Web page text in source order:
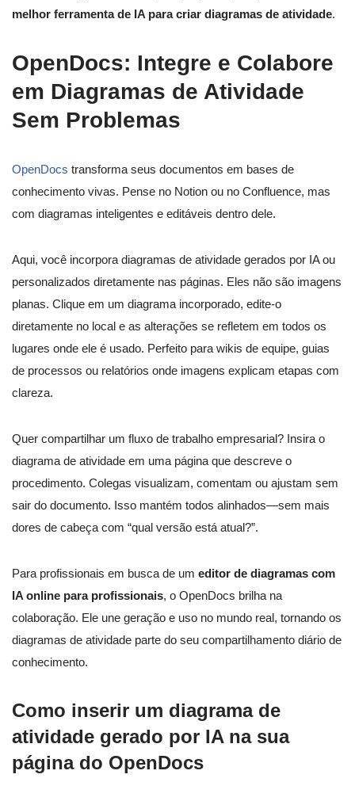
melhor ferramenta de IA para criar diagramas de atividade.
OpenDocs: Integre e Colabore
em Diagramas de Atividade
Sem Problemas
OpenDocs transforma seus documentos em bases de
conhecimento vivas. Pense no Notion ou no Confluence, mas
com diagramas inteligentes e editáveis dentro dele.
Aqui, você incorpora diagramas de atividade gerados por IA ou
personalizados diretamente nas páginas. Eles não são imagens
planas. Clique em um diagrama incorporado, edite-o
diretamente no local e as alterações se refletem em todos os
lugares onde ele é usado. Perfeito para wikis de equipe, guias
de processos ou relatórios onde imagens explicam etapas com
clareza.
Quer compartilhar um fluxo de trabalho empresarial? Insira o
diagrama de atividade em uma página que descreve o
procedimento. Colegas visualizam, comentam ou ajustam sem
sair do documento. Isso mantém todos alinhados—sem mais
dores de cabeça com “qual versão está atual?”.
Para profissionais em busca de um editor de diagramas com
IA online para profissionais, o OpenDocs brilha na
colaboração. Ele une geração e uso no mundo real, tornando os
diagramas de atividade parte do seu compartilhamento diário de
conhecimento.
Como inserir um diagrama de
atividade gerado por IA na sua
página do OpenDocs